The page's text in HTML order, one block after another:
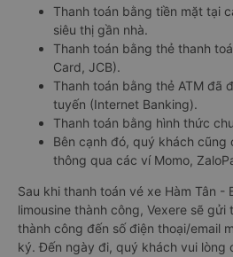
Thanh toán bằng tiền mặt tại
siêu thị gần nhà.
Thanh toán bằng thẻ thanh
Card, JCB).
Thanh toán bằng thẻ ATM đã
tuyến (Internet Banking).
Thanh toán bằng hình thức
Bên cạnh đó, quý khách cũng
thông qua các ví Momo,
Sau khi thanh toán vé xe Hàm Tân -
limousine thành công, Vexere sẽ gửi
thành công đến số điện thoại/email
ký. Đến ngày đi, quý khách vui lòng